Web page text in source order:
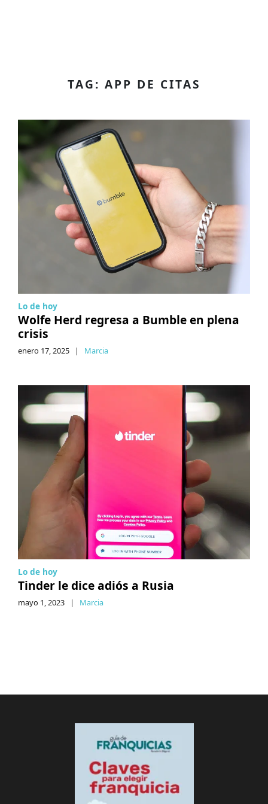
TAG: APP DE CITAS
Lo de hoy
Wolfe Herd regresa a Bumble en plena
crisis
enero 17, 2025 | Marcia
Lo de hoy
Tinder le dice adiós a Rusia
mayo 1, 2023 | Marcia